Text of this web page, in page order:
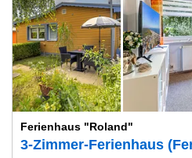
Ferienhaus "Roland"
3-Zimmer-Ferienhaus